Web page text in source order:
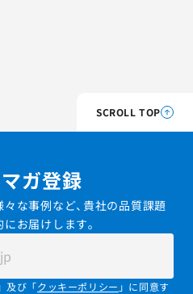
SCROLL TOP
ガ登録
な事例など、貴社の品質課題
お届けします。
」及び「クッキーポリシー 」に同意す